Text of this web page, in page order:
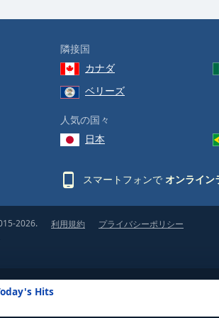
Hits
隣接国
カナダ
ベリーズ
人気の国々
日本
スマートフォンで オンライン
2026.
利用規約 プライバシーポリシー